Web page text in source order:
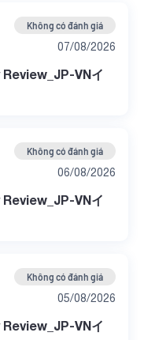
Không có đánh giá
07/08/2026
VNイ
Không có đánh giá
06/08/2026
VNイ
Không có đánh giá
05/08/2026
VNイ